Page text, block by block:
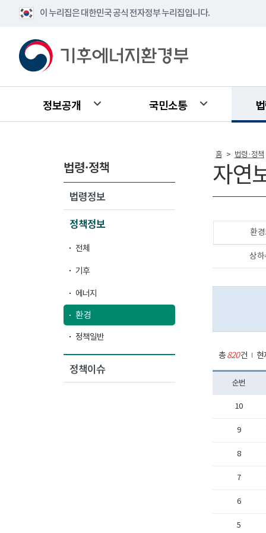
이 누리집은 대한민국 공식 전자정부 누리집입니다.
정보공개 국민소통
법령·정책
법령정보
정책정보
전체
기후
에너지
환경
정책일반
정책이슈
홈 > 법령·정책
자연
환
상
총820건 현
순번
10
9
8
7
6
5